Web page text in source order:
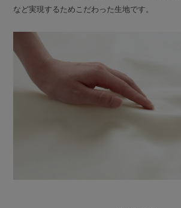
など実現するためこだわった生地です。